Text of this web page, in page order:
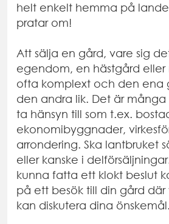
helt enkelt hemma på
pratar om!
Att sälja en gård, vare sig
egendom, en hästgård eller
ofta komplext och den ena
den andra lik. Det är
ta hänsyn till som t.ex.
ekonomibyggnader,
arrondering. Ska lantbruket
eller kanske i
kunna fatta ett klokt beslut
på ett besök till din gård där
kan diskutera dina önskemål.